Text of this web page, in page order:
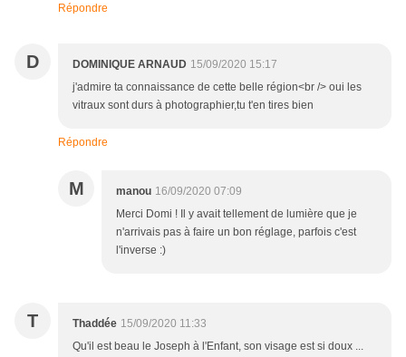
Répondre
D DOMINIQUE ARNAUD 15/09/2020 15:17
j'admire ta connaissance de cette belle région<br /> oui les
vitraux sont durs à photographier,tu t'en tires bien
Répondre
M manou 16/09/2020 07:09
Merci Domi ! Il y avait tellement de lumière que je
n'arrivais pas à faire un bon réglage, parfois c'est
l'inverse :)
T Thaddée 15/09/2020 11:33
Qu'il est beau le Joseph à l'Enfant, son visage est si doux ...